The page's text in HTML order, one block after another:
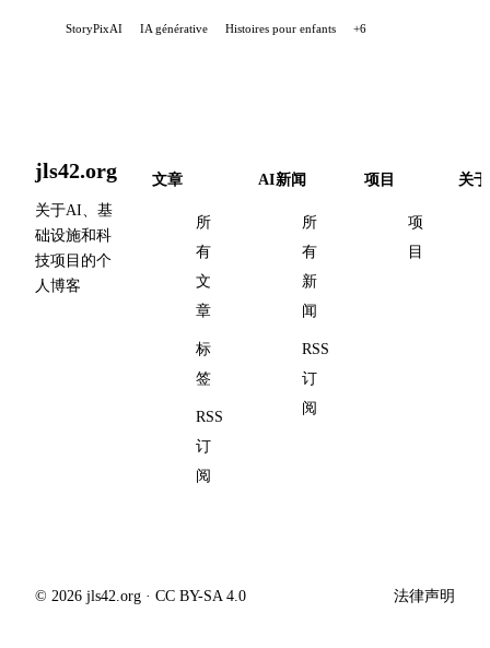
StoryPixAI IA générative Histoires pour enfants +6
jls42.org
关于AI、基
础设施和科
技项目的个
人博客
文章
所
有
文
章
标
签
RSS
订
阅
AI新闻
所
有
新
闻
RSS
订
阅
项目
项
目
关于
© 2026 jls42.org · CC BY-SA 4.0 法律声明